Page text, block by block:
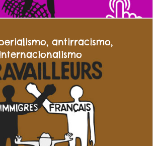
antirracismo,
una juventud antiimperialista, antirracista e
que luche contra la opresión ejercida por el
Corona y sus multinacionales en los países
sus intervenciones militares. Luchamos por
las y los inmigrantes y por la derogación de
leyes de extranjería. Por el derecho de
a todos los pueblos del Estado español.